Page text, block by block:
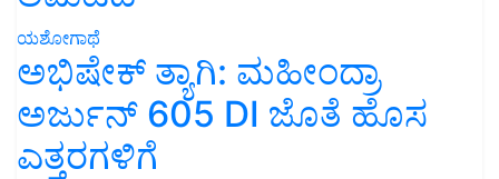
ಯಶೋಗಾಥೆ
ಅಭಿಷೇಕ್ ತ್ಯಾಗಿ: ಮಹೀಂದ್ರಾ
ಅರ್ಜುನ್ 605 DI ಜೊತೆ ಹೊಸ
ಎತ್ತರಗಳಿಗೆ